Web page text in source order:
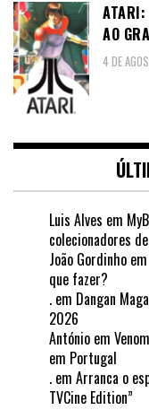
ATARI:
AO
4 DE
Luis Alves em
colecionadores
João Gordinho em
que fazer?
. em Dangan
2026
António em
em Portugal
. em Arranca o
TVCine Edition”